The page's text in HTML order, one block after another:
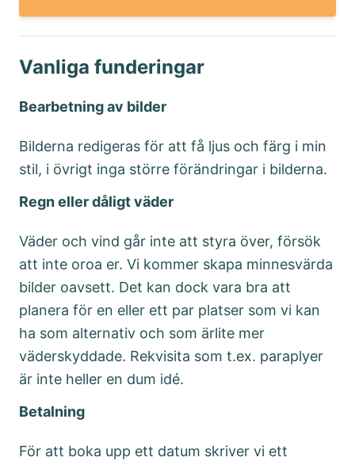
Vanliga funderingar
Bearbetning av bilder
Bilderna redigeras för att få ljus och färg i min
stil, i övrigt inga större förändringar i bilderna.
Regn eller dåligt väder
Väder och vind går inte att styra över, försök
att inte oroa er. Vi kommer skapa minnesvärda
bilder oavsett. Det kan dock vara bra att
planera för en eller ett par platser som vi kan
ha som alternativ och som ärlite mer
väderskyddade. Rekvisita som t.ex. paraplyer
är inte heller en dum idé.
Betalning
För att boka upp ett datum skriver vi ett